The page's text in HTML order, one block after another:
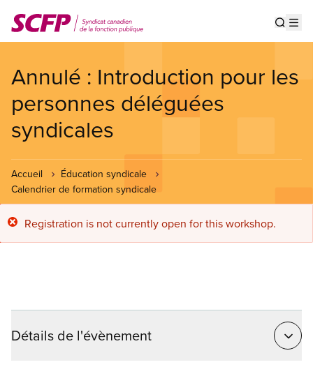
au
contenu
Annulé : Introduction pour les
personnes déléguées
syndicales
Accueil
Éducation syndicale
Calendrier de formation syndicale
Message
Registration is not currently open for this workshop.
Détails de l'évènement